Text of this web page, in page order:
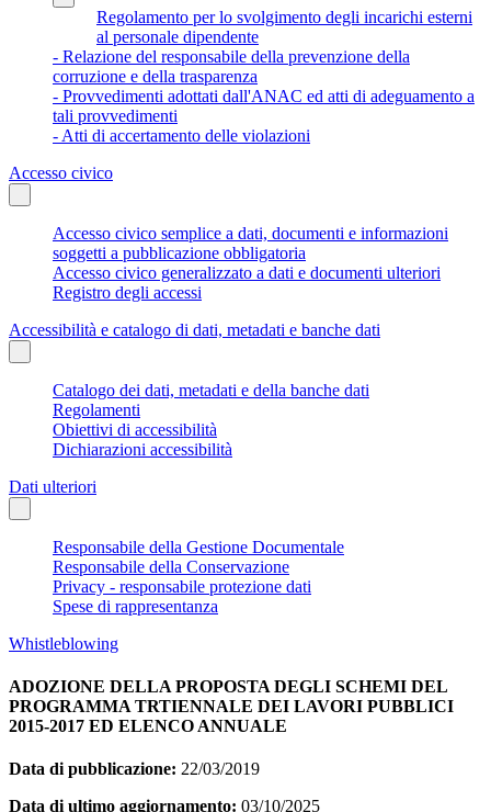
Regolamento per lo svolgimento degli incarichi esterni
al personale dipendente
- Relazione del responsabile della prevenzione della
corruzione e della trasparenza
- Provvedimenti adottati dall'ANAC ed atti di adeguamento a
tali provvedimenti
- Atti di accertamento delle violazioni
Accesso civico
Accesso civico semplice a dati, documenti e informazioni
soggetti a pubblicazione obbligatoria
Accesso civico generalizzato a dati e documenti ulteriori
Registro degli accessi
Accessibilità e catalogo di dati, metadati e banche dati
Catalogo dei dati, metadati e della banche dati
Regolamenti
Obiettivi di accessibilità
Dichiarazioni accessibilità
Dati ulteriori
Responsabile della Gestione Documentale
Responsabile della Conservazione
Privacy - responsabile protezione dati
Spese di rappresentanza
Whistleblowing
ADOZIONE DELLA PROPOSTA DEGLI SCHEMI DEL
PROGRAMMA TRTIENNALE DEI LAVORI PUBBLICI
2015-2017 ED ELENCO ANNUALE
Data di pubblicazione: 22/03/2019
Data di ultimo aggiornamento: 03/10/2025